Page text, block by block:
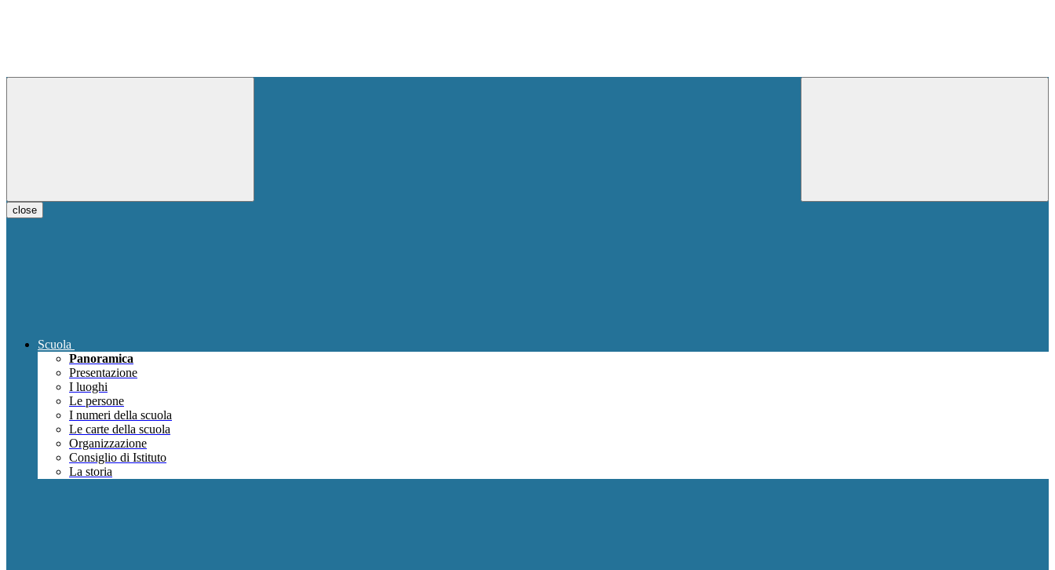
close
Scuola
Panoramica
Presentazione
I luoghi
Le persone
I numeri della scuola
Le carte della scuola
Organizzazione
Consiglio di Istituto
La storia